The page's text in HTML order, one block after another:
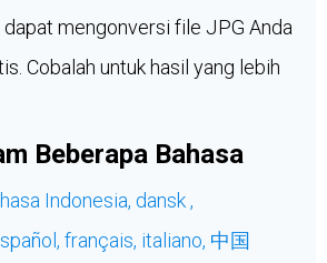
mengonversi file JPG Anda
Cobalah untuk hasil yang lebih
Beberapa Bahasa
Indonesia, dansk ,
français, italiano, 中国